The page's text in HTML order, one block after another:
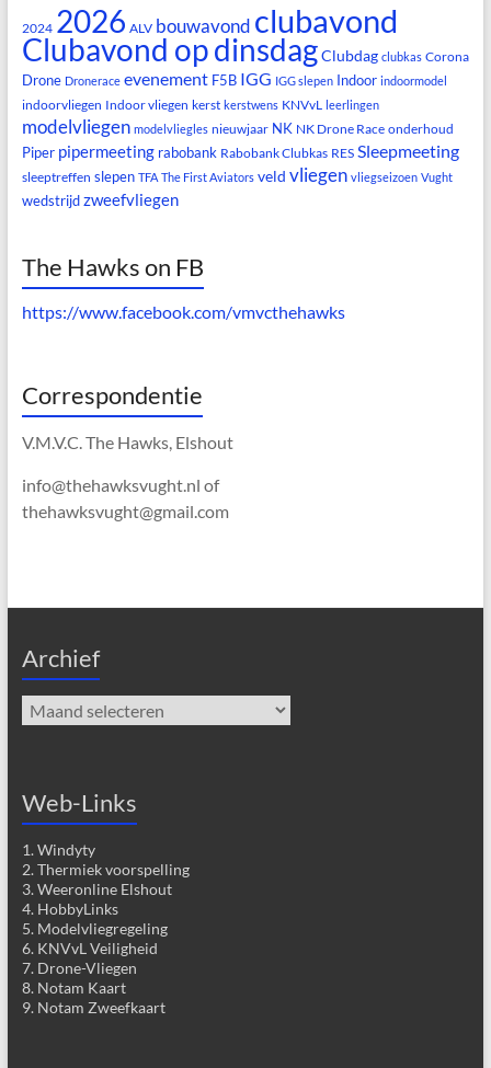
2024 2026 ALV bouwavond clubavond
Clubavond op dinsdagClubdag clubkas Corona
Drone Dronerace evenement F5B IGG IGG slepen Indoor indoormodel
indoorvliegen Indoor vliegen kerst kerstwens KNVvL leerlingen
modelvliegen modelvliegles nieuwjaar NK NK Drone Race onderhoud
Piper pipermeeting rabobank Rabobank Clubkas RES Sleepmeeting
sleeptreffen slepen TFA The First Aviators veld vliegen vliegseizoen Vught
wedstrijd zweefvliegen
The Hawks on FB
https://www.facebook.com/vmvcthehawks
Correspondentie
V.M.V.C. The Hawks, Elshout
info@thehawksvught.nl of
thehawksvught@gmail.com
Archief
Archief
Web-Links
1. Windyty
2. Thermiek voorspelling
3. Weeronline Elshout
4. HobbyLinks
5. Modelvliegregeling
6. KNVvL Veiligheid
7. Drone-Vliegen
8. Notam Kaart
9. Notam Zweefkaart